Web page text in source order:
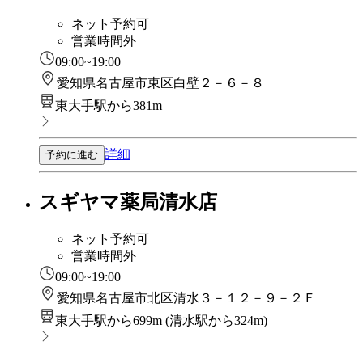
ネット予約可
営業時間外
09:00~19:00
愛知県名古屋市東区白壁２－６－８
東大手駅から381m
予約に進む 詳細
スギヤマ薬局清水店
ネット予約可
営業時間外
09:00~19:00
愛知県名古屋市北区清水３－１２－９－２Ｆ
東大手駅から699m (清水駅から324m)